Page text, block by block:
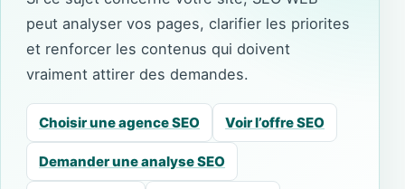
peut analyser vos pages, clarifier les priorites
et renforcer les contenus qui doivent
vraiment attirer des demandes.
Choisir une agence SEO Voir l’offre SEO
Demander une analyse SEO